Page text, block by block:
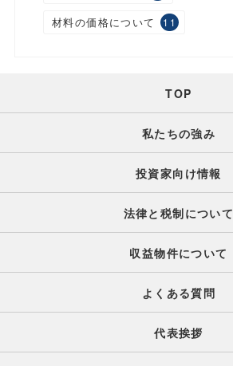
材料の価格について 11
TOP
私たちの強み
投資家向け情報
法律と税制について
収益物件について
よくある質問
代表挨拶